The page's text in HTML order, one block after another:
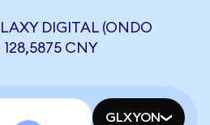
DIGITAL (ONDO
CNY
GLXYON